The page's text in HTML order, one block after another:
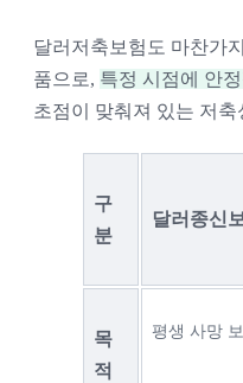
달러저축보험도 마찬가
품으로, 특정 시점에 안
초점이 맞춰져 있는 저축
구
분
달러종신
목
적
평생 사망